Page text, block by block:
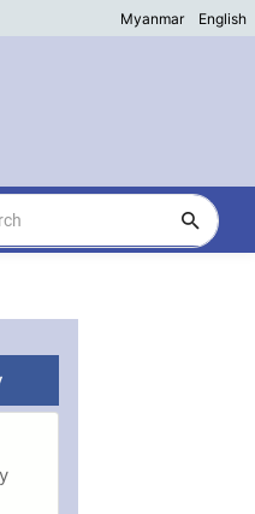
Myanmar English